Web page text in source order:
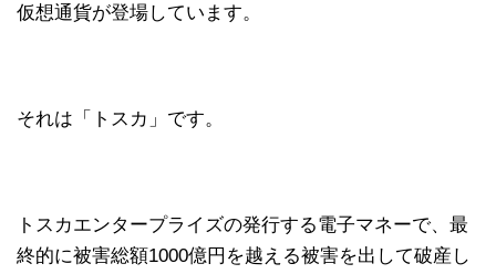
仮想通貨が登場しています。
それは「トスカ」です。
トスカエンタープライズの発行する電子マネーで、最
終的に被害総額1000億円を越える被害を出して破産し